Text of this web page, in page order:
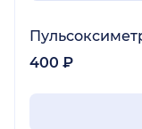
400 ₽